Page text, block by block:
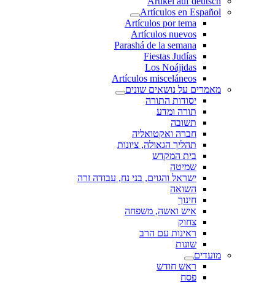
Artículos en Español
Artículos por tema
Artículos nuevos
Parashá de la semana
Fiestas Judías
Los Noájidas
Artículos misceláneos
מאמרים על נושאים שונים
יסודות התורה
תורה ומדע
תשובה
חברה ואקטואליה
תהליך הגאולה, ציונות
בית המקדש
שמיטה
ישראל והגוים, בני נח, עבודה זרה
השואה
חינוך
איש ואשה, משפחה
צחוק
ראינות עם הרב
שונות
מועדים
ראש חודש
פסח